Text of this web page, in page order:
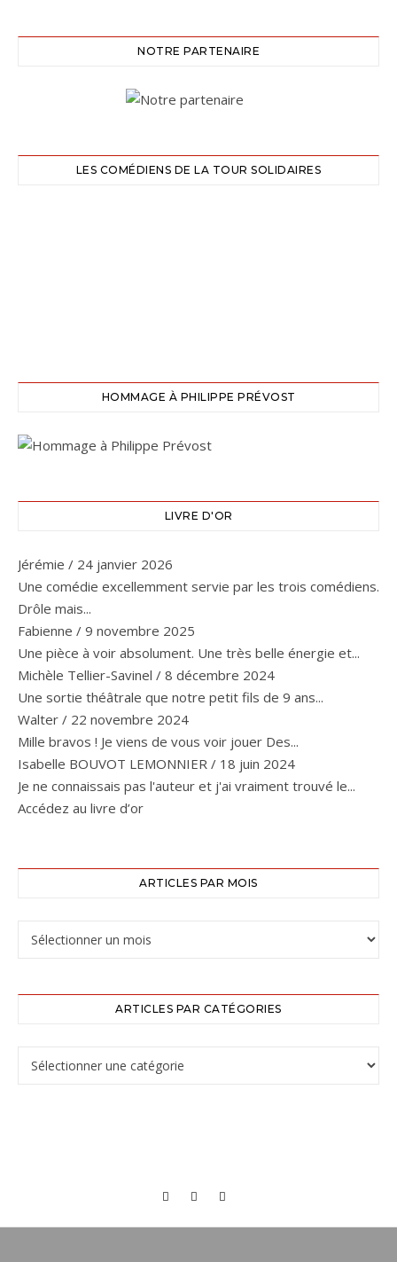
NOTRE PARTENAIRE
LES COMÉDIENS DE LA TOUR SOLIDAIRES
HOMMAGE À PHILIPPE PRÉVOST
LIVRE D'OR
Jérémie / 24 janvier 2026
Une comédie excellemment servie par les trois comédiens.
Drôle mais...
Fabienne / 9 novembre 2025
Une pièce à voir absolument. Une très belle énergie et...
Michèle Tellier-Savinel / 8 décembre 2024
Une sortie théâtrale que notre petit fils de 9 ans...
Walter / 22 novembre 2024
Mille bravos ! Je viens de vous voir jouer Des...
Isabelle BOUVOT LEMONNIER / 18 juin 2024
Je ne connaissais pas l'auteur et j'ai vraiment trouvé le...
Accédez au livre d’or
ARTICLES PAR MOIS
ARTICLES PAR CATÉGORIES